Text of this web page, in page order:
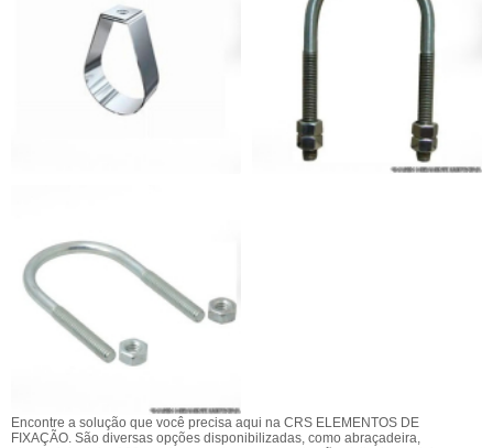
Encontre a solução que você precisa aqui na CRS ELEMENTOS DE
FIXAÇÃO. São diversas opções disponibilizadas, como abraçadeira,